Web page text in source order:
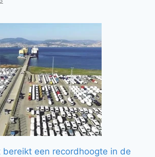
een recordhoogte in de